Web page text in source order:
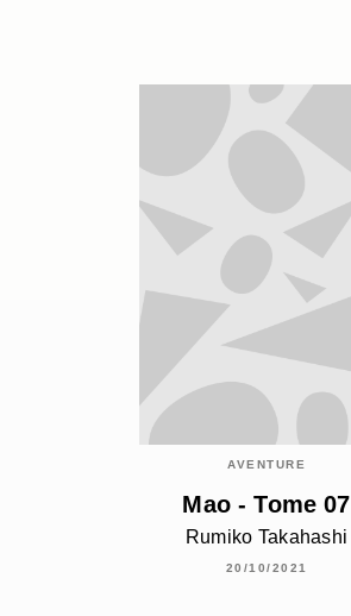
AVENTURE
Mao - Tome 07
Rumiko Takahashi
20/10/2021